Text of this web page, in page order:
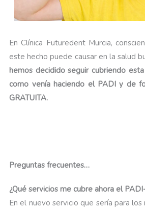
En Clínica Futuredent Murcia,
este hecho puede causar en la salud
hemos decidido seguir cubriendo
como venía haciendo el PADI y de
GRATUITA.
Preguntas frecuentes…
¿Qué servicios me cubre ahora el
En el nuevo servicio que sería para